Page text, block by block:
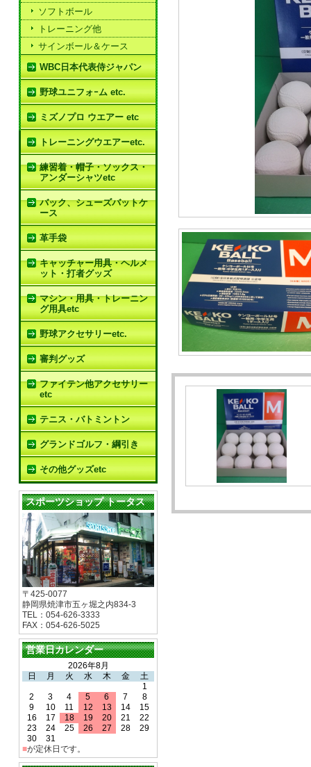
ソフトボール
トレーニング他
サインボール＆ケース
WBC日本代表侍ジャパン
野球ユニフォｰム etc.
ミズノプロ ウエアー etc
トレーニングウエアーetc.
練習着・帽子・ソックス・
アンダーシャツetc
バック、シューズバットケ
ース
革手袋
キャッチャー用具・ヘルメ
ット・打者グッズ
マシン・用具・トレーニン
グ用具etc
野球アクセサリーetc.
審判グッズ
ファイテン他アクセサリー
etc
テニス・バトミントン
グランドゴルフ・綱引き
その他グッズetc
スポーツショップ トータス
〒425-0077
静岡県焼津市五ヶ堀之内834-3
TEL：054-626-3333
FAX：054-626-5025
営業日カレンダー
2026年8月
日
月 火 水 木 金
土
1
2
3 4 5 6 7
8
9
10 11 12 13 14
15
16
17 18 19 20 21
22
23
24 25 26 27 28
29
30
31
■が定休日です。